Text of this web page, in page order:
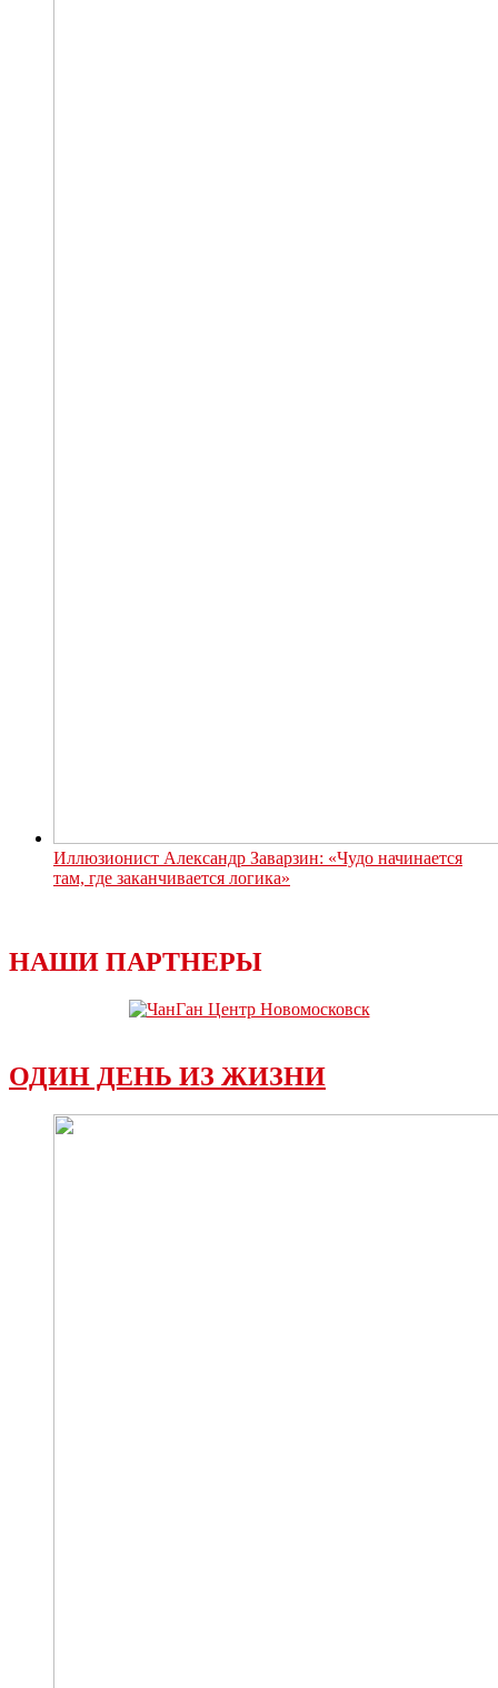
Иллюзионист Александр Заварзин: «Чудо начинается
там, где заканчивается логика»
НАШИ ПАРТНЕРЫ
ОДИН ДЕНЬ ИЗ ЖИЗНИ